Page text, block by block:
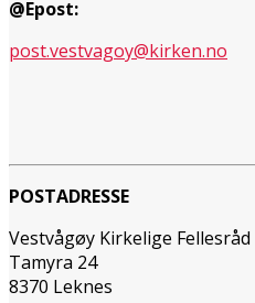
@Epost:
post.vestvagoy@kirken.no
POSTADRESSE
Vestvågøy Kirkelige Fellesråd
Tamyra 24
8370 Leknes